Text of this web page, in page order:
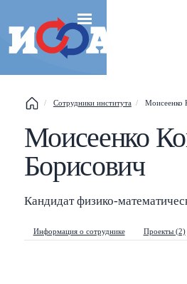
Сотрудники института Моисеенко
Моисеенко
Борисович
Кандидат физико-
Информация о сотруднике Проекты (2)
This help popup
Search popup /
Navigate posts ←